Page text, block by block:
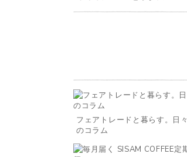
フェアトレードと暮らす。日々
のコラム